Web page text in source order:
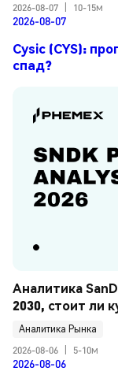
2026-08-07
10-15м
2026-08-07
Cysic (CYS):
спад?
Аналитика
2030, стоит ли
Аналитика Рынка
2026-08-06
5-10м
2026-08-06